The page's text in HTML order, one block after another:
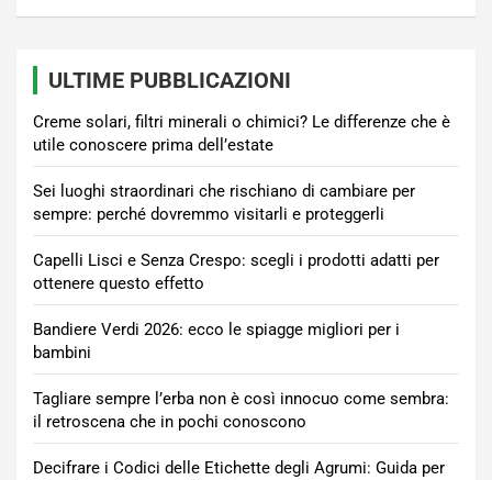
ULTIME PUBBLICAZIONI
Creme solari, filtri minerali o chimici? Le differenze che è
utile conoscere prima dell’estate
Sei luoghi straordinari che rischiano di cambiare per
sempre: perché dovremmo visitarli e proteggerli
Capelli Lisci e Senza Crespo: scegli i prodotti adatti per
ottenere questo effetto
Bandiere Verdi 2026: ecco le spiagge migliori per i
bambini
Tagliare sempre l’erba non è così innocuo come sembra:
il retroscena che in pochi conoscono
Decifrare i Codici delle Etichette degli Agrumi: Guida per